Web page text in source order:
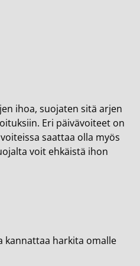
ihoa, suojaten sitä arjen
Eri päivävoiteet on
saattaa olla myös
voit ehkäistä ihon
kannattaa harkita omalle